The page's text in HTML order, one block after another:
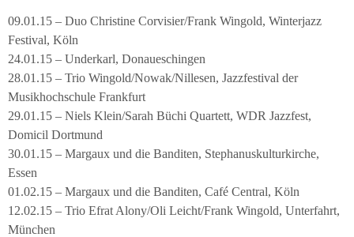
09.01.15 – Duo Christine Corvisier/Frank Wingold, Winterjazz
Festival, Köln
24.01.15 – Underkarl, Donaueschingen
28.01.15 – Trio Wingold/Nowak/Nillesen, Jazzfestival der
Musikhochschule Frankfurt
29.01.15 – Niels Klein/Sarah Büchi Quartett, WDR Jazzfest,
Domicil Dortmund
30.01.15 – Margaux und die Banditen, Stephanuskulturkirche,
Essen
01.02.15 – Margaux und die Banditen, Café Central, Köln
12.02.15 – Trio Efrat Alony/Oli Leicht/Frank Wingold, Unterfahrt,
München